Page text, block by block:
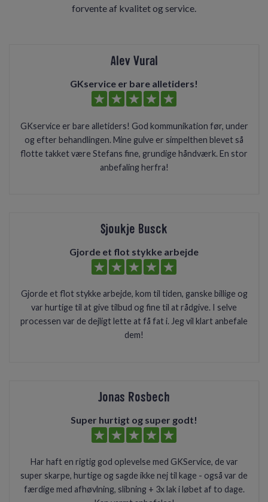
forvente af kvalitet og service.
Alev Vural
GKservice er bare alletiders!
GKservice er bare alletiders! God kommunikation før, under
og efter behandlingen. Mine gulve er simpelthen blevet så
flotte takket være Stefans fine, grundige håndværk. En stor
anbefaling herfra!
Sjoukje Busck
Gjorde et flot stykke arbejde
Gjorde et flot stykke arbejde, kom til tiden, ganske billige og
var hurtige til at give tilbud og fine til at rådgive. I selve
processen var de dejligt lette at få fat i. Jeg vil klart anbefale
dem!
Jonas Rosbech
Super hurtigt og super godt!
Har haft en rigtig god oplevelse med GKService, de var
super skarpe, hurtige og sagde ikke nej til kage - også var de
færdige med afhøvlning, slibning + 3x lak i løbet af to dage.